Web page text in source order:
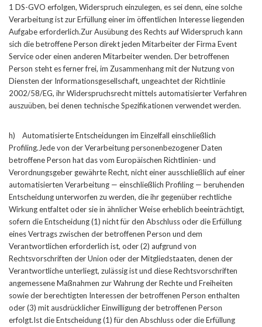
1 DS-GVO erfolgen, Widerspruch einzulegen, es sei denn, eine solche
Verarbeitung ist zur Erfüllung einer im öffentlichen Interesse liegenden
Aufgabe erforderlich.Zur Ausübung des Rechts auf Widerspruch kann
sich die betroffene Person direkt jeden Mitarbeiter der Firma Event
Service oder einen anderen Mitarbeiter wenden. Der betroffenen
Person steht es ferner frei, im Zusammenhang mit der Nutzung von
Diensten der Informationsgesellschaft, ungeachtet der Richtlinie
2002/58/EG, ihr Widerspruchsrecht mittels automatisierter Verfahren
auszuüben, bei denen technische Spezifikationen verwendet werden.
h) Automatisierte Entscheidungen im Einzelfall einschließlich
Profiling.Jede von der Verarbeitung personenbezogener Daten
betroffene Person hat das vom Europäischen Richtlinien- und
Verordnungsgeber gewährte Recht, nicht einer ausschließlich auf einer
automatisierten Verarbeitung — einschließlich Profiling — beruhenden
Entscheidung unterworfen zu werden, die ihr gegenüber rechtliche
Wirkung entfaltet oder sie in ähnlicher Weise erheblich beeinträchtigt,
sofern die Entscheidung (1) nicht für den Abschluss oder die Erfüllung
eines Vertrags zwischen der betroffenen Person und dem
Verantwortlichen erforderlich ist, oder (2) aufgrund von
Rechtsvorschriften der Union oder der Mitgliedstaaten, denen der
Verantwortliche unterliegt, zulässig ist und diese Rechtsvorschriften
angemessene Maßnahmen zur Wahrung der Rechte und Freiheiten
sowie der berechtigten Interessen der betroffenen Person enthalten
oder (3) mit ausdrücklicher Einwilligung der betroffenen Person
erfolgt.Ist die Entscheidung (1) für den Abschluss oder die Erfüllung